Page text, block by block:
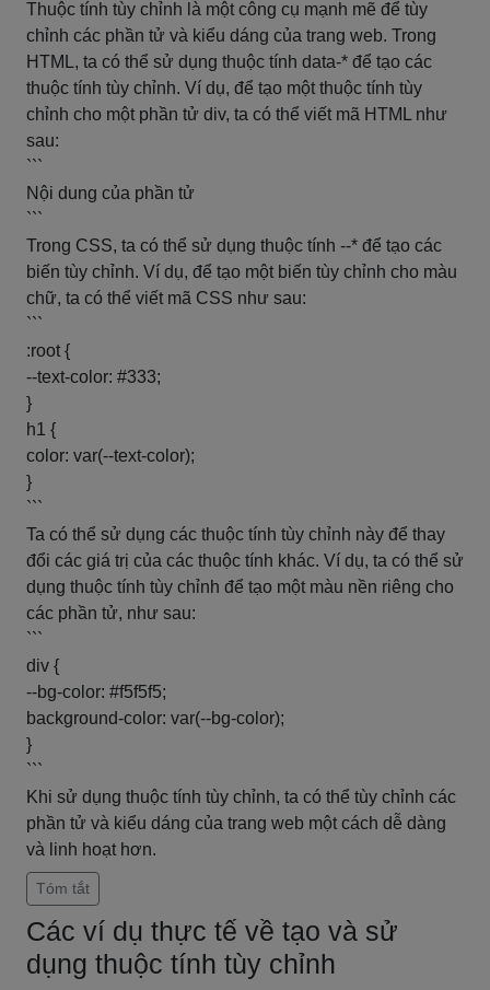
Thuộc tính tùy chỉnh là một công cụ mạnh mẽ để tùy
chỉnh các phần tử và kiểu dáng của trang web. Trong
HTML, ta có thể sử dụng thuộc tính data-* để tạo các
thuộc tính tùy chỉnh. Ví dụ, để tạo một thuộc tính tùy
chỉnh cho một phần tử div, ta có thể viết mã HTML như
sau:
```
Nội dung của phần tử
```
Trong CSS, ta có thể sử dụng thuộc tính --* để tạo các
biến tùy chỉnh. Ví dụ, để tạo một biến tùy chỉnh cho màu
chữ, ta có thể viết mã CSS như sau:
```
:root {
--text-color: #333;
}
h1 {
color: var(--text-color);
}
```
Ta có thể sử dụng các thuộc tính tùy chỉnh này để thay
đổi các giá trị của các thuộc tính khác. Ví dụ, ta có thể sử
dụng thuộc tính tùy chỉnh để tạo một màu nền riêng cho
các phần tử, như sau:
```
div {
--bg-color: #f5f5f5;
background-color: var(--bg-color);
}
```
Khi sử dụng thuộc tính tùy chỉnh, ta có thể tùy chỉnh các
phần tử và kiểu dáng của trang web một cách dễ dàng
và linh hoạt hơn.
Tóm tắt
Các ví dụ thực tế về tạo và sử
dụng thuộc tính tùy chỉnh